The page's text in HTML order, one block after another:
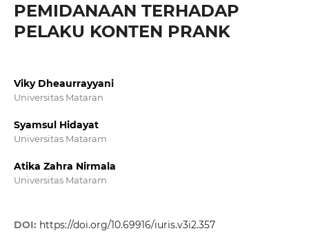
PEMIDANAAN TERHADAP
PELAKU KONTEN PRANK
Viky Dheaurrayyani
Universitas Mataran
Syamsul Hidayat
Universitas Mataram
Atika Zahra Nirmala
Universitas Mataram
DOI: https://doi.org/10.69916/iuris.v3i2.357